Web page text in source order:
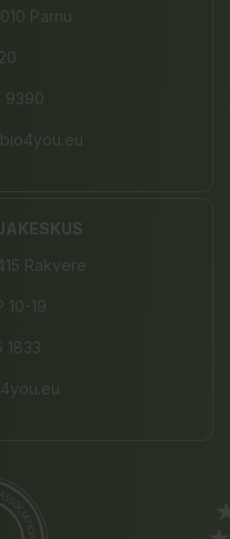
Pärnu
9390
Rakvere
10-19
1833